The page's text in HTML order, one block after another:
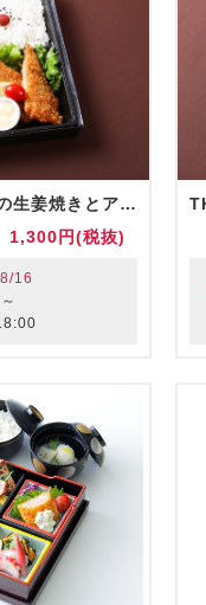
TKP華やぎ弁当 豚の生姜焼きとアジフライ弁当（お茶付）
1,300円(税抜)
16